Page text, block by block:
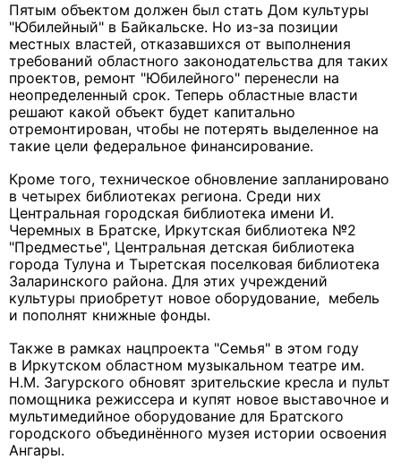
Пятым объектом должен был стать Дом культуры
"Юбилейный" в Байкальске. Но из-за позиции
местных властей, отказавшихся от выполнения
требований областного законодательства для таких
проектов, ремонт "Юбилейного" перенесли на
неопределенный срок. Теперь областные власти
решают какой объект будет капитально
отремонтирован, чтобы не потерять выделенное на
такие цели федеральное финансирование.
Кроме того, техническое обновление запланировано
в четырех библиотеках региона. Среди них
Центральная городская библиотека имени И.
Черемных в Братске, Иркутская библиотека №2
"Предместье", Центральная детская библиотека
города Тулуна и Тыретская поселковая библиотека
Заларинского района. Для этих учреждений
культуры приобретут новое оборудование, мебель
и пополнят книжные фонды.
Также в рамках нацпроекта "Семья" в этом году
в Иркутском областном музыкальном театре им.
Н.М. Загурского обновят зрительские кресла и пульт
помощника режиссера и купят новое выставочное и
мультимедийное оборудование для Братского
городского объединённого музея истории освоения
Ангары.